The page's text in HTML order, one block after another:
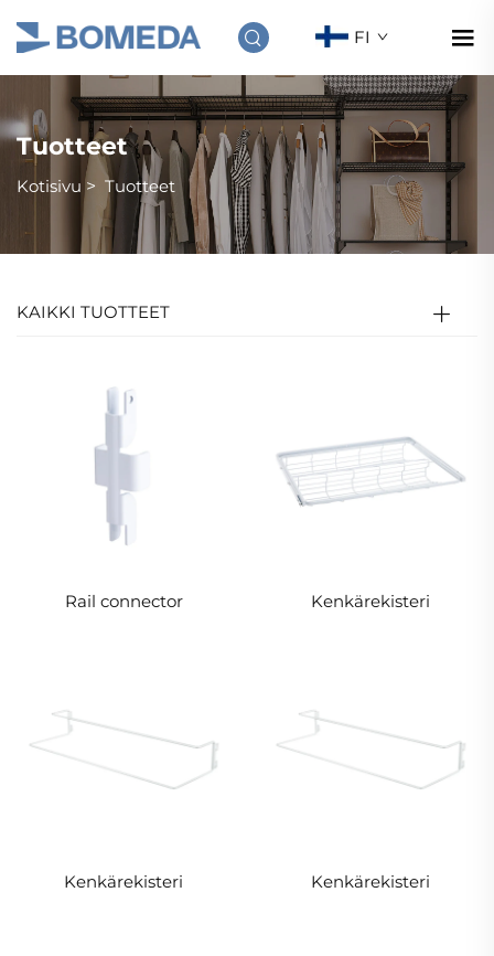
FI
Tuotteet
Kotisivu > Tuotteet
KAIKKI TUOTTEET
Rail connector Kenkärekisteri
Kenkärekisteri Kenkärekisteri